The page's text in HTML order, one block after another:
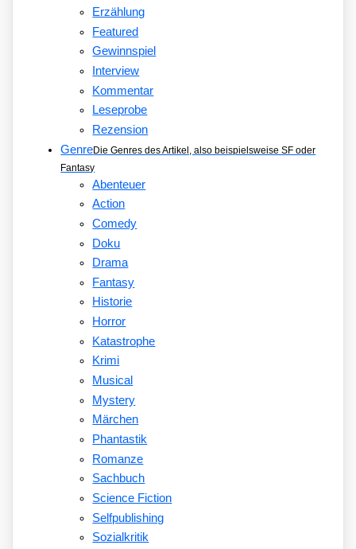
Erzählung
Featured
Gewinnspiel
Interview
Kommentar
Leseprobe
Rezension
GenreDie Genres des Artikel, also beispielsweise SF oder
Fantasy
Abenteuer
Action
Comedy
Doku
Drama
Fantasy
Historie
Horror
Katastrophe
Krimi
Musical
Mystery
Märchen
Phantastik
Romanze
Sachbuch
Science Fiction
Selfpublishing
Sozialkritik